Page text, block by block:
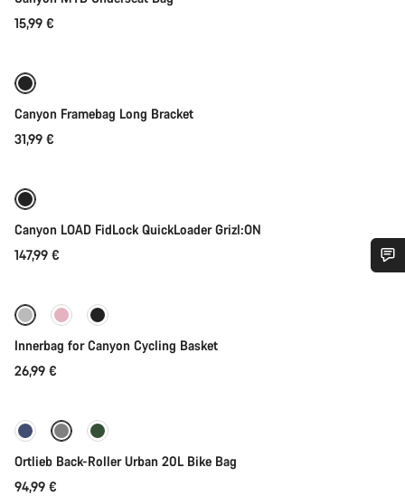
15,99 €
Canyon Framebag Long Bracket
31,99 €
Canyon LOAD FidLock QuickLoader Grizl:ON
147,99 €
Innerbag for Canyon Cycling Basket
26,99 €
Ortlieb Back-Roller Urban 20L Bike Bag
94,99 €
Asiakaspalvelumme asiantuntijat ovat valmiina
vastaamaan kysymyksiisi.
Sulje